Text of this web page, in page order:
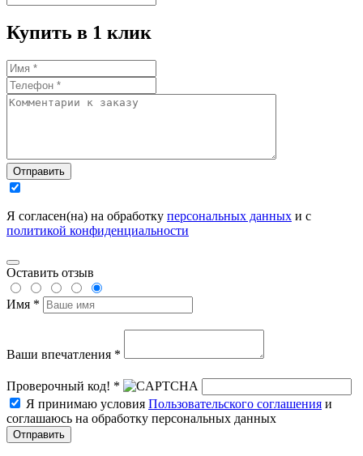
Купить в 1 клик
Отправить
Я согласен(на) на обработку персональных данных и с
политикой конфиденциальности
Оставить отзыв
Имя *
Ваши впечатления *
Проверочный код! *
Я принимаю условия Пользовательского соглашения и
соглашаюсь на обработку персональных данных
Отправить